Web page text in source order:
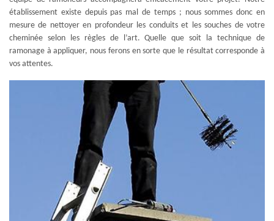
établissement existe depuis pas mal de temps ; nous sommes donc en
mesure de nettoyer en profondeur les conduits et les souches de votre
cheminée selon les règles de l’art. Quelle que soit la technique de
ramonage à appliquer, nous ferons en sorte que le résultat corresponde à
vos attentes.